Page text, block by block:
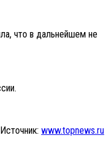
что в дальнейшем не
Источник: www.topnews.ru